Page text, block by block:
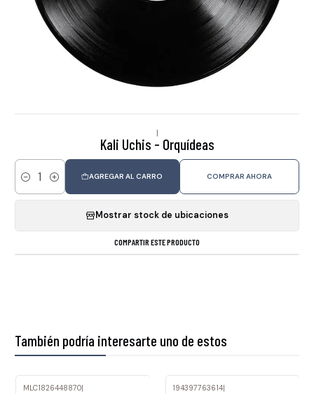
|
Kali Uchis - Orquídeas
Cantidad
AGREGAR AL CARRO COMPRAR AHORA
Mostrar stock de ubicaciones
COMPARTIR ESTE PRODUCTO
También podría interesarte uno de estos
MLC1826448870| 194397763614|